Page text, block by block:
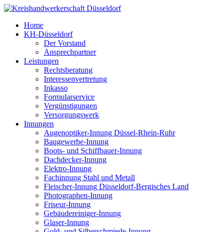
Home
KH-Düsseldorf
Der Vorstand
Ansprechpartner
Leistungen
Rechtsberatung
Interessenvertretung
Inkasso
Formularservice
Vergünstigungen
Versorgungswerk
Innungen
Augenoptiker-Innung Düssel-Rhein-Ruhr
Baugewerbe-Innung
Boots- und Schiffbauer-Innung
Dachdecker-Innung
Elektro-Innung
Fachinnung Stahl und Metall
Fleischer-Innung Düsseldorf-Bergisches Land
Photographen-Innung
Friseur-Innung
Gebäudereiniger-Innung
Glaser-Innung